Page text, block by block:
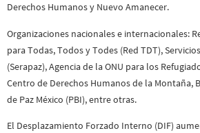
Derechos Humanos y Nuevo Amanecer.
Organizaciones nacionales e internacionales:
para Todas, Todos y Todes (Red TDT),
(Serapaz), Agencia de la ONU para los
Centro de Derechos Humanos de la Montaña,
de Paz México (PBI), entre otras.
El Desplazamiento Forzado Interno (DIF)